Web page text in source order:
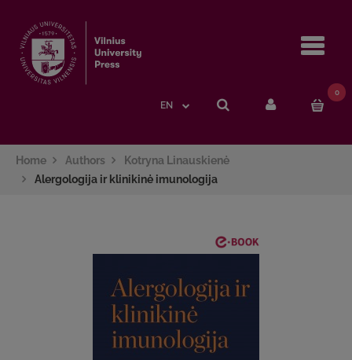
EN
0
Home Authors
Kotryna Linauskienė
Alergologija ir klinikinė imunologija